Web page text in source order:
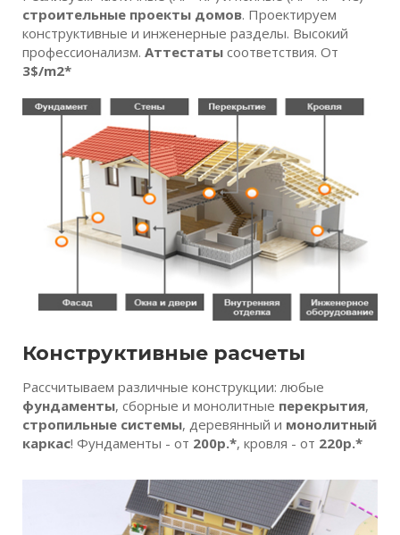
строительные проекты домов. Проектируем
конструктивные и инженерные разделы. Высокий
профессионализм. Аттестаты соответствия. От
3$/m2*
Конструктивные расчеты
Рассчитываем различные конструкции: любые
фундаменты, сборные и монолитные перекрытия,
стропильные системы, деревянный и монолитный
каркас! Фундаменты - от 200р.*, кровля - от 220р.*